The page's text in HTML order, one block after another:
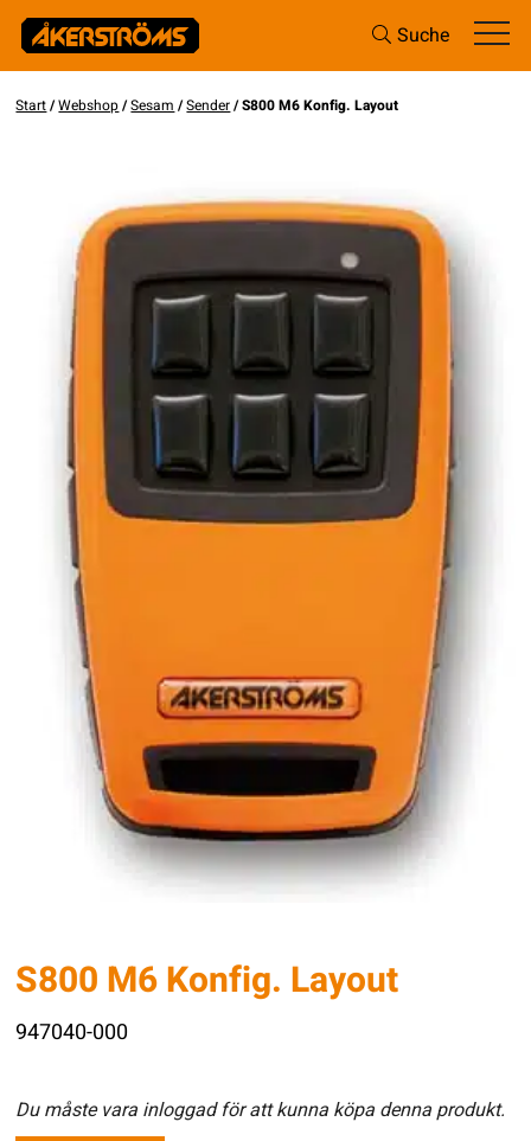
Suche
Start/Webshop/Sesam /Sender/ S800 M6 Konfig. Layout
S800 M6 Konfig. Layout
947040-000
Du måste vara inloggad för att kunna köpa denna produkt.